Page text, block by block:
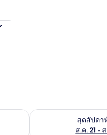
ปดาห์นี้ ส.ค. 14 - ส.ค. 16สุดสัปดา
ส.ค. 21 -
ตรวจสอบจำนวนห้อง